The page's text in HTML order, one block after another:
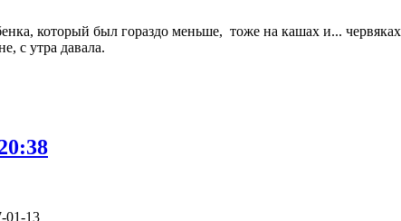
который был гораздо меньше, тоже на кашах и...
с утра давала.
01-13